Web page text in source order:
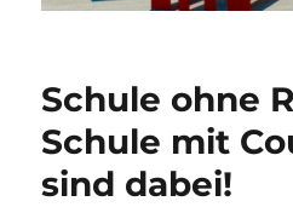
Schule ohne
Schule mit
sind dabei!